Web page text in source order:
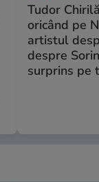
Tudor
oricând pe
artistul
despre
surprins pe